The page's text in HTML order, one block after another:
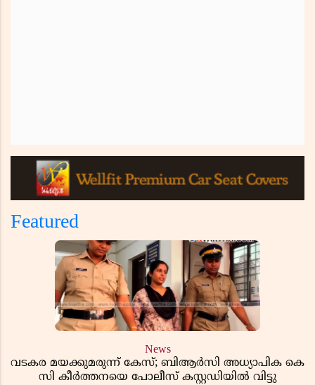
Featured
News
വടകര മയക്കുമരുന്ന് കേസ്; ബിആർസി അധ്യാപിക കെ
സി കീർത്തനയെ പോലീസ് കസ്റ്റഡിയിൽ വിട്ടു